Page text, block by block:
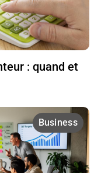
: quand et
Business